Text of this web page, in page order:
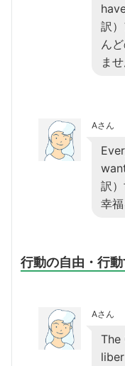
訳
ん
ま
Aさん
訳
幸福
行動の自由・行動
Aさん
The